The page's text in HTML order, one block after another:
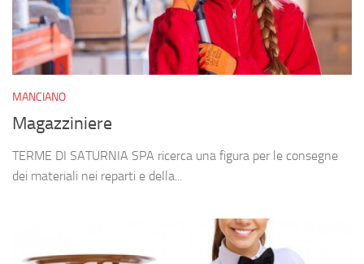
MANCIANO
Magazziniere
TERME DI SATURNIA SPA ricerca una figura per le consegne
dei materiali nei reparti e della...